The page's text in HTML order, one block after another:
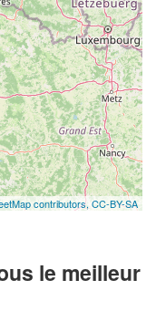
contributors, CC-BY-SA
le meilleur